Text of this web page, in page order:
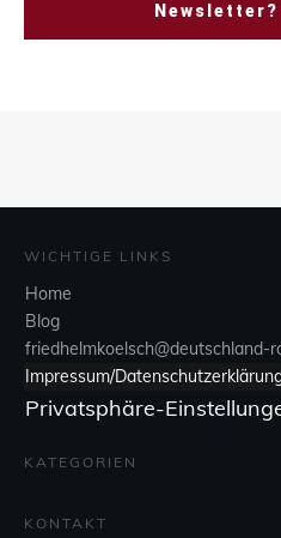
WICHTIGE LINKS
Home
Blog
friedhelmkoelsch@deutschland-
Impressum/
Privatsphäre-
KATEGORIEN
KONTAKT